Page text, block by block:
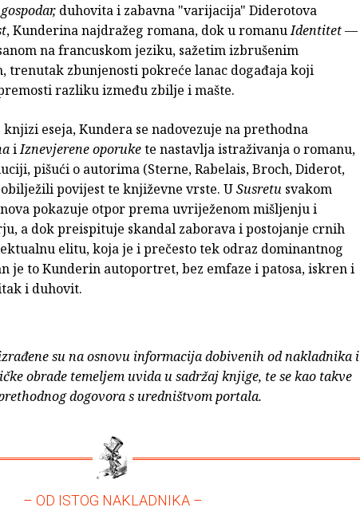
duhovita i zabavna "varijacija" Diderotova
, Kunderina najdražeg romana, dok u romanuIdentitet—
na francuskom jeziku, sažetim izbrušenim
trenutak zbunjenosti pokreće lanac događaja koji
razliku između zbilje i mašte.
eseja, Kundera se nadovezuje na prethodna
iIznevjerene oporukete nastavlja istraživanja o romanu,
pišući o autorima (Sterne, Rabelais, Broch, Diderot,
povijest te književne vrste. USusretu svakom
pokazuje otpor prema uvriježenom mišljenju i
a dok preispituje skandal zaborava i postojanje crnih
elitu, koja je i prečesto tek odraz dominantnog
je to Kunderin autoportret, bez emfaze i patosa, iskren i
i duhovit.
su na osnovu informacija dobivenih od nakladnika i
obrade temeljem uvida u sadržaj knjige, te se kao takve
dogovora s uredništvom portala.
– OD ISTOG NAKLADNIKA –